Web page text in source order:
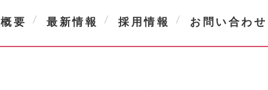
要 最新情報 採用情報 お問い合わせ